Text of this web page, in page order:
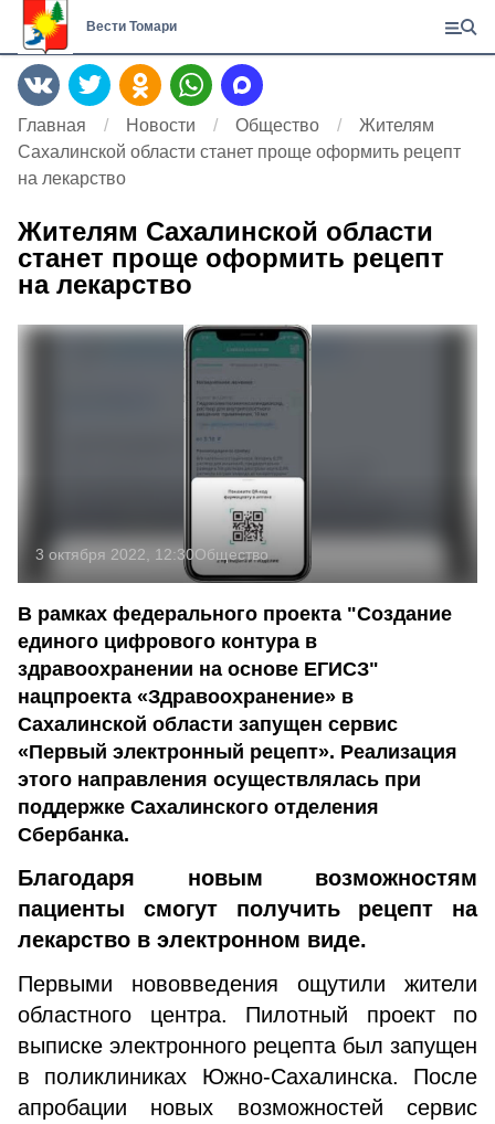
Вести Томари
Главная Новости Общество
Жителям
Сахалинской области станет проще оформить рецепт
на лекарство
Жителям Сахалинской области
станет проще оформить рецепт
на лекарство
3 октября 2022, 12:30Общество
В рамках федерального проекта "Создание
единого цифрового контура в
здравоохранении на основе ЕГИСЗ"
нацпроекта «Здравоохранение» в
Сахалинской области запущен сервис
«Первый электронный рецепт». Реализация
этого направления осуществлялась при
поддержке Сахалинского отделения
Сбербанка.
Благодаря новым возможностям
пациенты смогут получить рецепт на
лекарство в электронном виде.
Первыми нововведения ощутили жители
областного центра. Пилотный проект по
выписке электронного рецепта был запущен
в поликлиниках Южно-Сахалинска. После
апробации новых возможностей сервис